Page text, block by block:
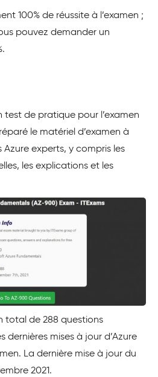
100% de réussite à l’examen ;
pouvez demander un
test de pratique pour l’examen
le matériel d’examen à
experts, y compris les
les explications et les
total de 288 questions
dernières mises à jour d’Azure
La dernière mise à jour du
2021.